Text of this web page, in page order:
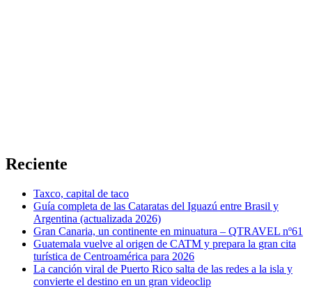
Reciente
Taxco, capital de taco
Guía completa de las Cataratas del Iguazú entre Brasil y
Argentina (actualizada 2026)
Gran Canaria, un continente en minuatura – QTRAVEL nº61
Guatemala vuelve al origen de CATM y prepara la gran cita
turística de Centroamérica para 2026
La canción viral de Puerto Rico salta de las redes a la isla y
convierte el destino en un gran videoclip